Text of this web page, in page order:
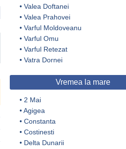
• Valea Doftanei
• Valea Prahovei
• Varful Moldoveanu
• Varful Omu
• Varful Retezat
• Vatra Dornei
Vremea la mare
• 2 Mai
•Agigea
• Constanta
• Costinesti
• Delta Dunarii